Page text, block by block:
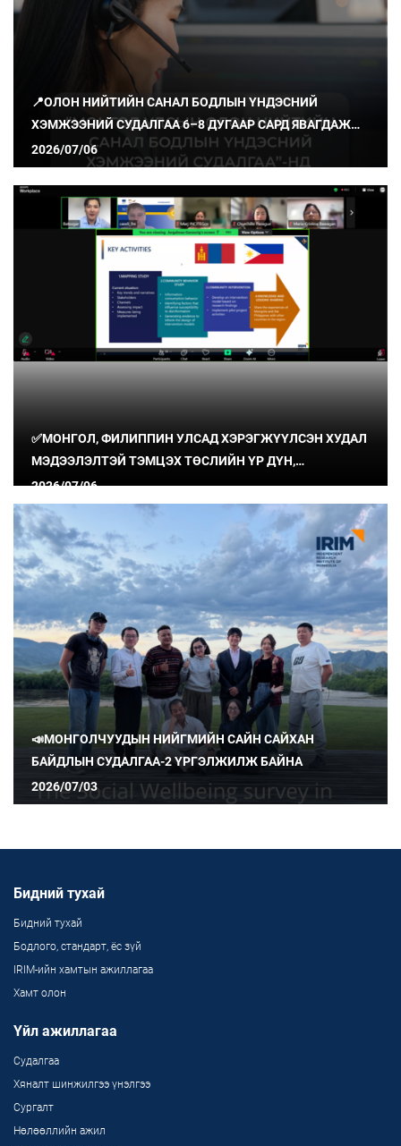
📍ОЛОН НИЙТИЙН САНАЛ БОДЛЫН ҮНДЭСНИЙ
ХЭМЖЭЭНИЙ СУДАЛГАА 6–8 ДУГААР САРД ЯВАГДАЖ
БАЙНА
2026/07/06
✅МОНГОЛ, ФИЛИППИН УЛСАД ХЭРЭГЖҮҮЛСЭН ХУДАЛ
МЭДЭЭЛЭЛТЭЙ ТЭМЦЭХ ТӨСЛИЙН ҮР ДҮН,
СУРГАМЖИЙГ ХУВААЛЦЛАА
2026/07/06
📣МОНГОЛЧУУДЫН НИЙГМИЙН САЙН САЙХАН
БАЙДЛЫН СУДАЛГАА-2 ҮРГЭЛЖИЛЖ БАЙНА
2026/07/03
Бидний тухай
Бидний тухай
Бодлого, стандарт, ёс зүй
IRIM-ийн хамтын ажиллагаа
Хамт олон
Үйл ажиллагаа
Судалгаа
Хяналт шинжилгээ үнэлгээ
Сургалт
Нөлөөллийн ажил